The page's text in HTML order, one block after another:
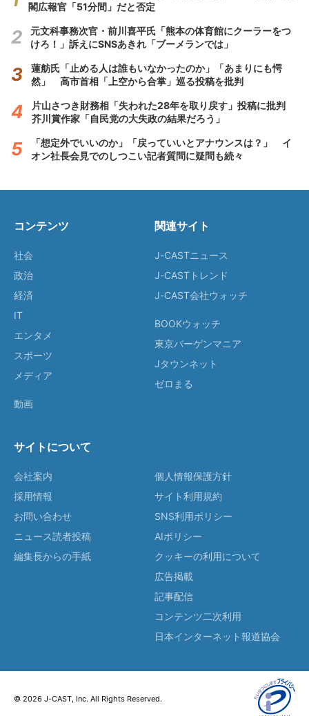
閣広報官「51分間」だと否定
元文科事務次官・前川喜平氏「熊本の体育館にクーラーをつ
けろ！」訴えにSNSあきれ「ブーメランでは」
蓮舫氏「止める人は誰もいなかったのか」「あまりにも愕
然」 高市首相「上空から合掌」巡る投稿を批判
片山さつき財務相「失われた28年を取り戻す」投稿に批判
芥川賞作家「自民党の大失政の結果だろう」
「想定外でいいのか」「戻っていいとアナウンスは？」 イ
オン社長会見でのしつこい記者質問に疑問も続々
コンテンツ
社会
政治
経済
IT
エンタメ
スポーツ
メディア
動画
関連サイト
J-CASTニュース
J-CASTトレンド
J-CAST会社ウォッチ
BOOKウォッチ
東京バーゲンマニア
Jタウンネット
ゼロまる
サイトについて
会社案内
採用情報
お問い合わせ
ニュース読者投稿
編集長からの手紙
個人情報保護方針
サイト利用規約
SNS利用ポリシー
AIポリシー
クッキーの利用について
広告掲載
記事配信
コンテンツ二次利用
日本インターネット報道協会
© 2026 J-CAST, Inc. All Rights Reserved.